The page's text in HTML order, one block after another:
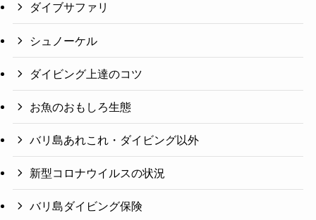
ダイブサファリ
シュノーケル
ダイビング上達のコツ
お魚のおもしろ生態
バリ島あれこれ・ダイビング以外
新型コロナウイルスの状況
バリ島ダイビング保険